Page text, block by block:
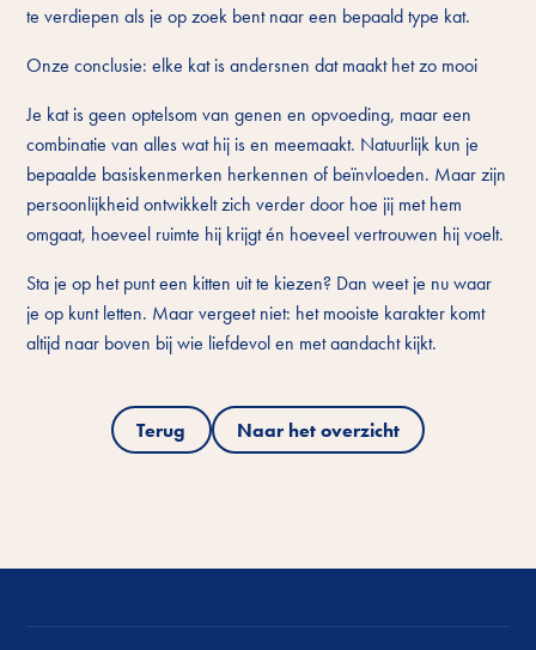
te verdiepen als je op zoek bent naar een bepaald type kat.
Onze conclusie: elke kat is andersnen dat maakt het zo mooi
Je kat is geen optelsom van genen en opvoeding, maar een
combinatie van alles wat hij is en meemaakt. Natuurlijk kun je
bepaalde basiskenmerken herkennen of beïnvloeden. Maar zijn
persoonlijkheid ontwikkelt zich verder door hoe jij met hem
omgaat, hoeveel ruimte hij krijgt én hoeveel vertrouwen hij voelt.
Sta je op het punt een kitten uit te kiezen? Dan weet je nu waar
je op kunt letten. Maar vergeet niet: het mooiste karakter komt
altijd naar boven bij wie liefdevol en met aandacht kijkt.
Terug Naar het overzicht